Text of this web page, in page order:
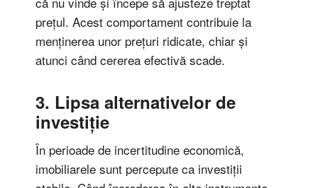
prețul. Acest comportament contribuie la
menținerea unor prețuri ridicate, chiar și
atunci când cererea efectivă scade.
3. Lipsa alternativelor de
investiție
În perioade de incertitudine economică,
imobiliarele sunt percepute ca investiții